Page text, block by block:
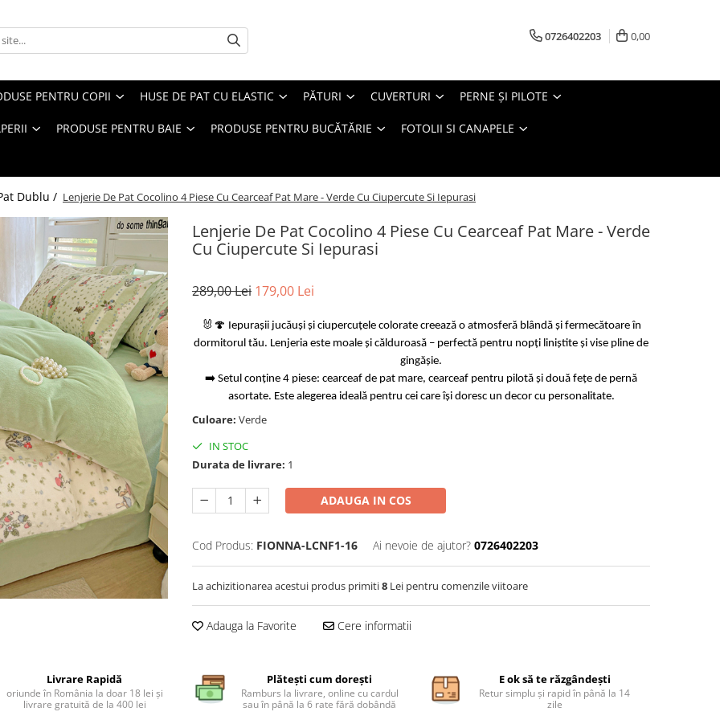
0726402203 0,00
PENTRU COPII HUSE DE PAT CU ELASTIC PĂTURI CUVERTURI PERNE ŞI PILOTE
PRODUSE PENTRU BAIE PRODUSE PENTRU BUCĂTĂRIE FOTOLII SI CANAPELE
Dublu / Lenjerie De Pat Cocolino 4 Piese Cu Cearceaf Pat Mare - Verde Cu Ciupercute Si Iepurasi
Lenjerie De Pat Cocolino 4 Piese Cu Cearceaf Pat Mare - Verde
Cu Ciupercute Si Iepurasi
289,00 Lei 179,00 Lei
🐰🍄 Iepurașii jucăuși și ciupercuțele colorate creează o atmosferă blândă și fermecătoare în
dormitorul tău. Lenjeria este moale și călduroasă – perfectă pentru nopți liniștite și vise pline de
gingășie.
➡️ Setul conține 4 piese: cearceaf de pat mare, cearceaf pentru pilotă și două fețe de pernă
asortate. Este alegerea ideală pentru cei care își doresc un decor cu personalitate.
Culoare: Verde
IN STOC
Durata de livrare: 1
ADAUGA IN COS
Cod Produs: FIONNA-LCNF1-16 Ai nevoie de ajutor? 0726402203
La achizitionarea acestui produs primiti8 Lei pentru comenzile viitoare
Adauga la Favorite Cere informatii
Livrare Rapidă
oriunde în România la doar 18 lei și
livrare gratuită de la 400 lei
Plătești cum dorești
Ramburs la livrare, online cu cardul
sau în până la 6 rate fără dobândă
E ok să te răzgândești
Retur simplu și rapid în până la 14
zile